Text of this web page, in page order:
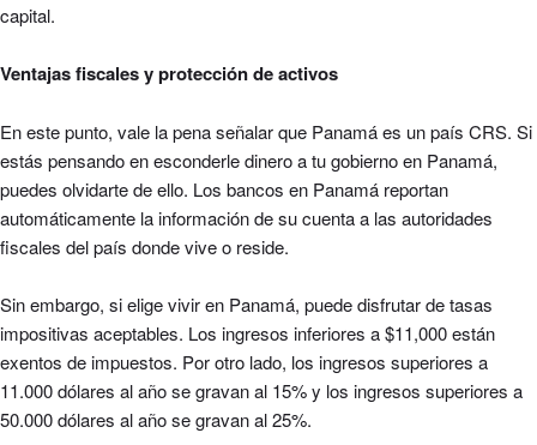
capital.
Ventajas fiscales y protección de activos
En este punto, vale la pena señalar que Panamá es un país CRS. Si
estás pensando en esconderle dinero a tu gobierno en Panamá,
puedes olvidarte de ello. Los bancos en Panamá reportan
automáticamente la información de su cuenta a las autoridades
fiscales del país donde vive o reside.
Sin embargo, si elige vivir en Panamá, puede disfrutar de tasas
impositivas aceptables. Los ingresos inferiores a $11,000 están
exentos de impuestos. Por otro lado, los ingresos superiores a
11.000 dólares al año se gravan al 15% y los ingresos superiores a
50.000 dólares al año se gravan al 25%.